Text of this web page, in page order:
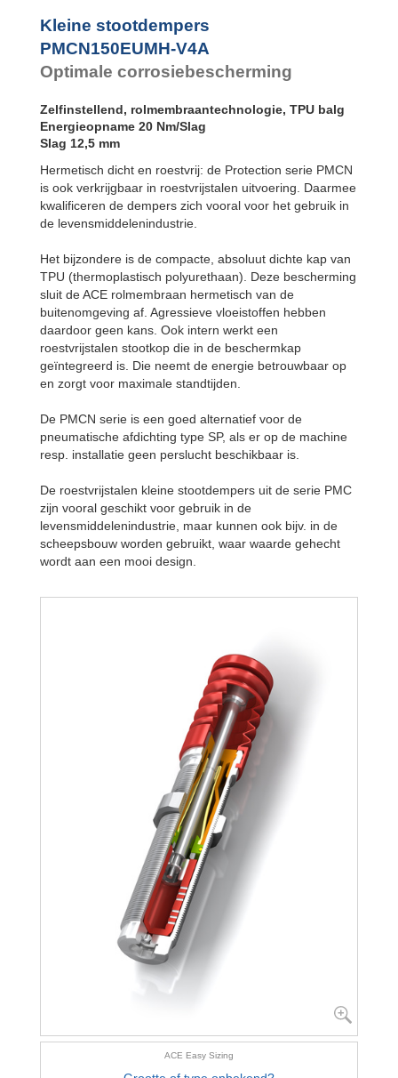
SC²650
MA30 tot MA900
Kleine stootdempers
PMCN150EUMH-V4A
Optimale corrosiebescherming
Zelfinstellend, rolmembraantechnologie, TPU balg
Energieopname 20 Nm/Slag
Slag 12,5 mm
Hermetisch dicht en roestvrij: de Protection serie PMCN
is ook verkrijgbaar in roestvrijstalen uitvoering. Daarmee
kwalificeren de dempers zich vooral voor het gebruik in
de levensmiddelenindustrie.
Het bijzondere is de compacte, absoluut dichte kap van
TPU (thermoplastisch polyurethaan). Deze bescherming
sluit de ACE rolmembraan hermetisch van de
buitenomgeving af. Agressieve vloeistoffen hebben
daardoor geen kans. Ook intern werkt een
roestvrijstalen stootkop die in de beschermkap
geïntegreerd is. Die neemt de energie betrouwbaar op
en zorgt voor maximale standtijden.
De PMCN serie is een goed alternatief voor de
pneumatische afdichting type SP, als er op de machine
resp. installatie geen perslucht beschikbaar is.
De roestvrijstalen kleine stootdempers uit de serie PMC
zijn vooral geschikt voor gebruik in de
levensmiddelenindustrie, maar kunnen ook bijv. in de
scheepsbouw worden gebruikt, waar waarde gehecht
wordt aan een mooi design.
ACE Easy Sizing